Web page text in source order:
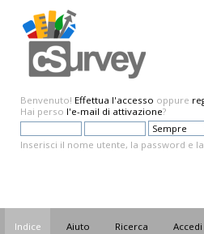
Benvenuto! Effettua l'accesso oppure
Hai perso l'e-mail di attivazione?
Inserisci il nome utente, la password e
Indice Aiuto Ricerca Accedi